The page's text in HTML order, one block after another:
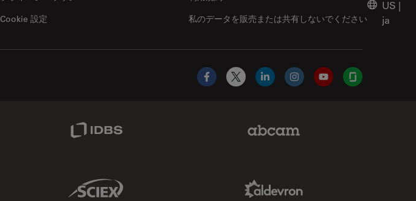
私のデータを販売または共有しないでください
Cookie 設定
US |
ja
Facebook
X LinkedInInstagramYouTubeGlassdoor
Sciex Link